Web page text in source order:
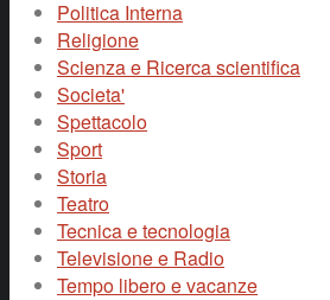
Politica Interna
Religione
Scienza e Ricerca scientifica
Societa'
Spettacolo
Sport
Storia
Teatro
Tecnica e tecnologia
Televisione e Radio
Tempo libero e vacanze